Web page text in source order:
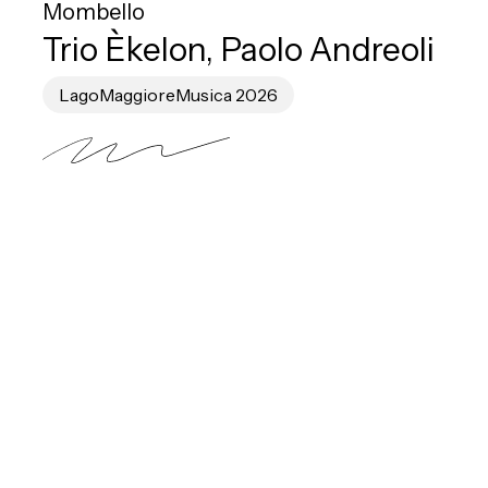
Mombello
Trio Èkelon, Paolo Andreoli
LagoMaggioreMusica 2026